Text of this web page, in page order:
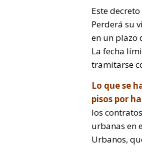
Este
Perderá su
en un plazo
La fecha
tramitarse
Lo que se
pisos por
los
urbanas en
Urbanos,